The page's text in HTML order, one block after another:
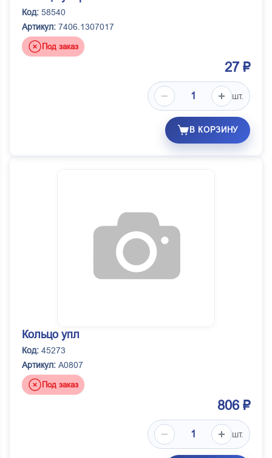
Код: 58540
Артикул: 7406.1307017
Под заказ
27 ₽
шт.
В КОРЗИНУ
Кольцо упл
Код: 45273
Артикул: А0807
Под заказ
806 ₽
шт.